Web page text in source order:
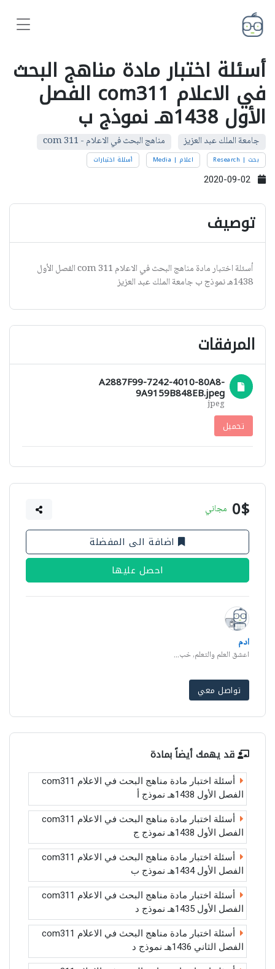
أسئلة اختبار مادة مناهج البحث
في الاعلام com311 الفصل
الأول 1438هـ نموذج ب
جامعة الملك عبد العزيز مناهج البحث في الاعلام - com 311
بحث | Research اعلام | Media أسئلة اختبارات
توصيف
أسئلة اختبار مادة مناهج البحث في الاعلام com 311 الفصل الأول
1438هـ نموذج ب جامعة الملك عبد العزيز
المرفقات
A2887F99-7242-4010-80A8-
9A9159B848EB.jpeg
jpeg
تحميل
0$ مجاني
اضافة الى المفضلة
احصل عليها
ادم
اعشق العلم والتعلم, خب...
تواصل معي
قد يهمك أيضاً بمادة
أسئلة اختبار مادة مناهج البحث في الاعلام com311
الفصل الأول 1438هـ نموذج أ
أسئلة اختبار مادة مناهج البحث في الاعلام com311
الفصل الأول 1438هـ نموذج ج
أسئلة اختبار مادة مناهج البحث في الاعلام com311
الفصل الأول 1434هـ نموذج ب
أسئلة اختبار مادة مناهج البحث في الاعلام com311
الفصل الأول 1435هـ نموذج د
أسئلة اختبار مادة مناهج البحث في الاعلام com311
الفصل الثاني 1436هـ نموذج د